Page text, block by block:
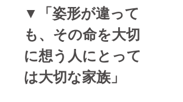
▼「姿形が違って
も、その命を大切
に想う人にとって
は大切な家族」